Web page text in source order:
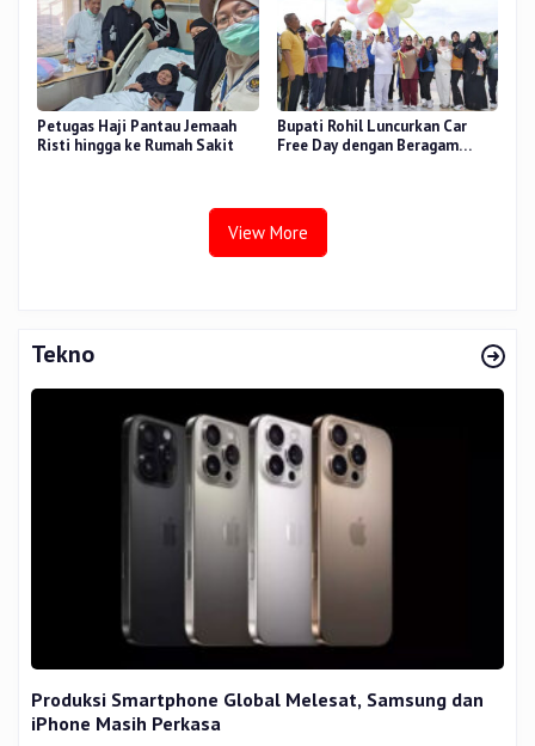
Petugas Haji Pantau Jemaah
Risti hingga ke Rumah Sakit
Bupati Rohil Luncurkan Car
Free Day dengan Beragam
View More
Tekno
Produksi Smartphone Global Melesat, Samsung dan
iPhone Masih Perkasa